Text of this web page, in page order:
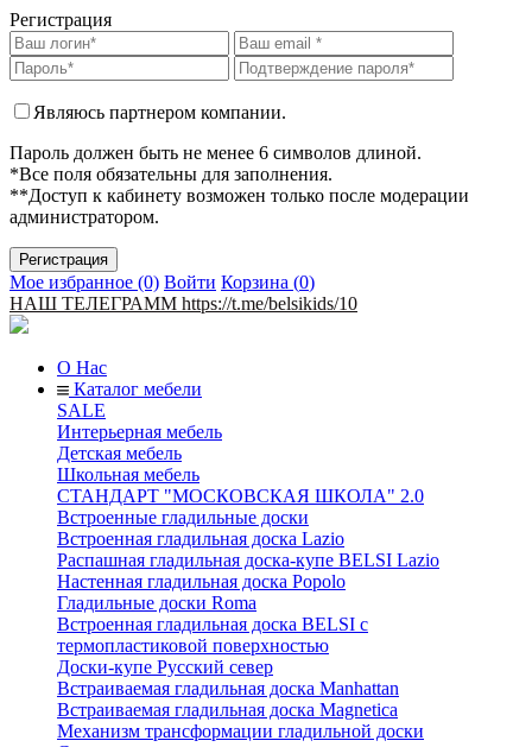
Регистрация
Являюсь партнером компании.
Пароль должен быть не менее 6 символов длиной.
*Все поля обязательны для заполнения.
**Доступ к кабинету возможен только после модерации
администратором.
Мое избранное (0) Войти Корзина (0)
НАШ ТЕЛЕГРАММ https://t.me/belsikids/10
О Нас
Каталог мебели
SALE
Интерьерная мебель
Детская мебель
Школьная мебель
СТАНДАРТ "МОСКОВСКАЯ ШКОЛА" 2.0
Встроенные гладильные доски
Встроенная гладильная доска Lazio
Распашная гладильная доска-купе BELSI Lazio
Настенная гладильная доска Popolo
Гладильные доски Roma
Встроенная гладильная доска BELSI с
термопластиковой поверхностью
Доски-купе Русский север
Встраиваемая гладильная доска Manhattan
Встраиваемая гладильная доска Magnetica
Механизм трансформации гладильной доски